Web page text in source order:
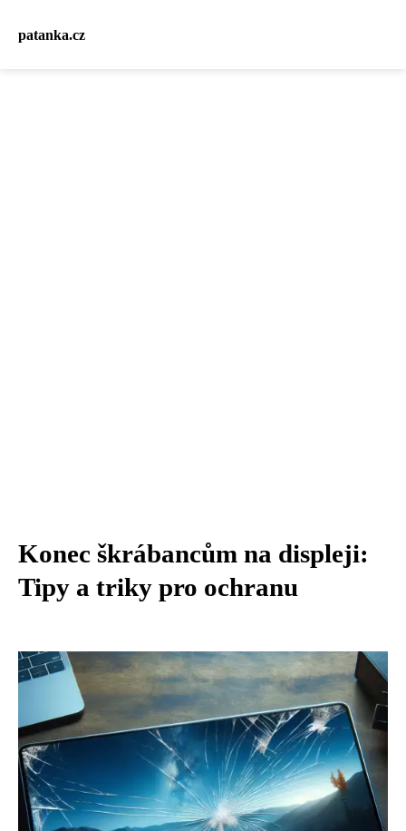
patanka.cz
Konec škrábancům na displeji:
Tipy a triky pro ochranu